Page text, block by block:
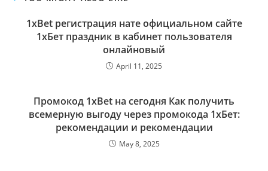
1xBet регистрация нате официальном сайте
1хБет праздник в кабинет пользователя
онлайновый
April 11, 2025
Промокод 1xBet на сегодня Как получить
всемерную выгоду через промокода 1хБет:
рекомендации и рекомендации
May 8, 2025